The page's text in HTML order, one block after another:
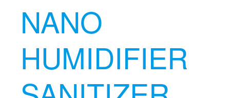
NANO
HUMIDIFIER